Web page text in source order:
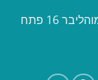
​​MenZone כשמציאות ודמיון נפגשים​ כתובת: מוהליבר 16 פתח